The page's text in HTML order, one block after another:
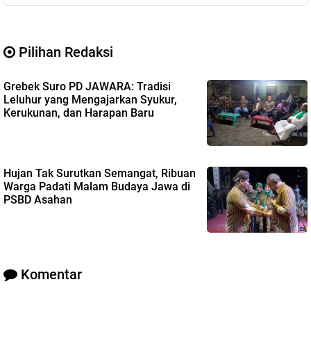
Pilihan Redaksi
Grebek Suro PD JAWARA: Tradisi
Leluhur yang Mengajarkan Syukur,
Kerukunan, dan Harapan Baru
Hujan Tak Surutkan Semangat, Ribuan
Warga Padati Malam Budaya Jawa di
PSBD Asahan
Komentar